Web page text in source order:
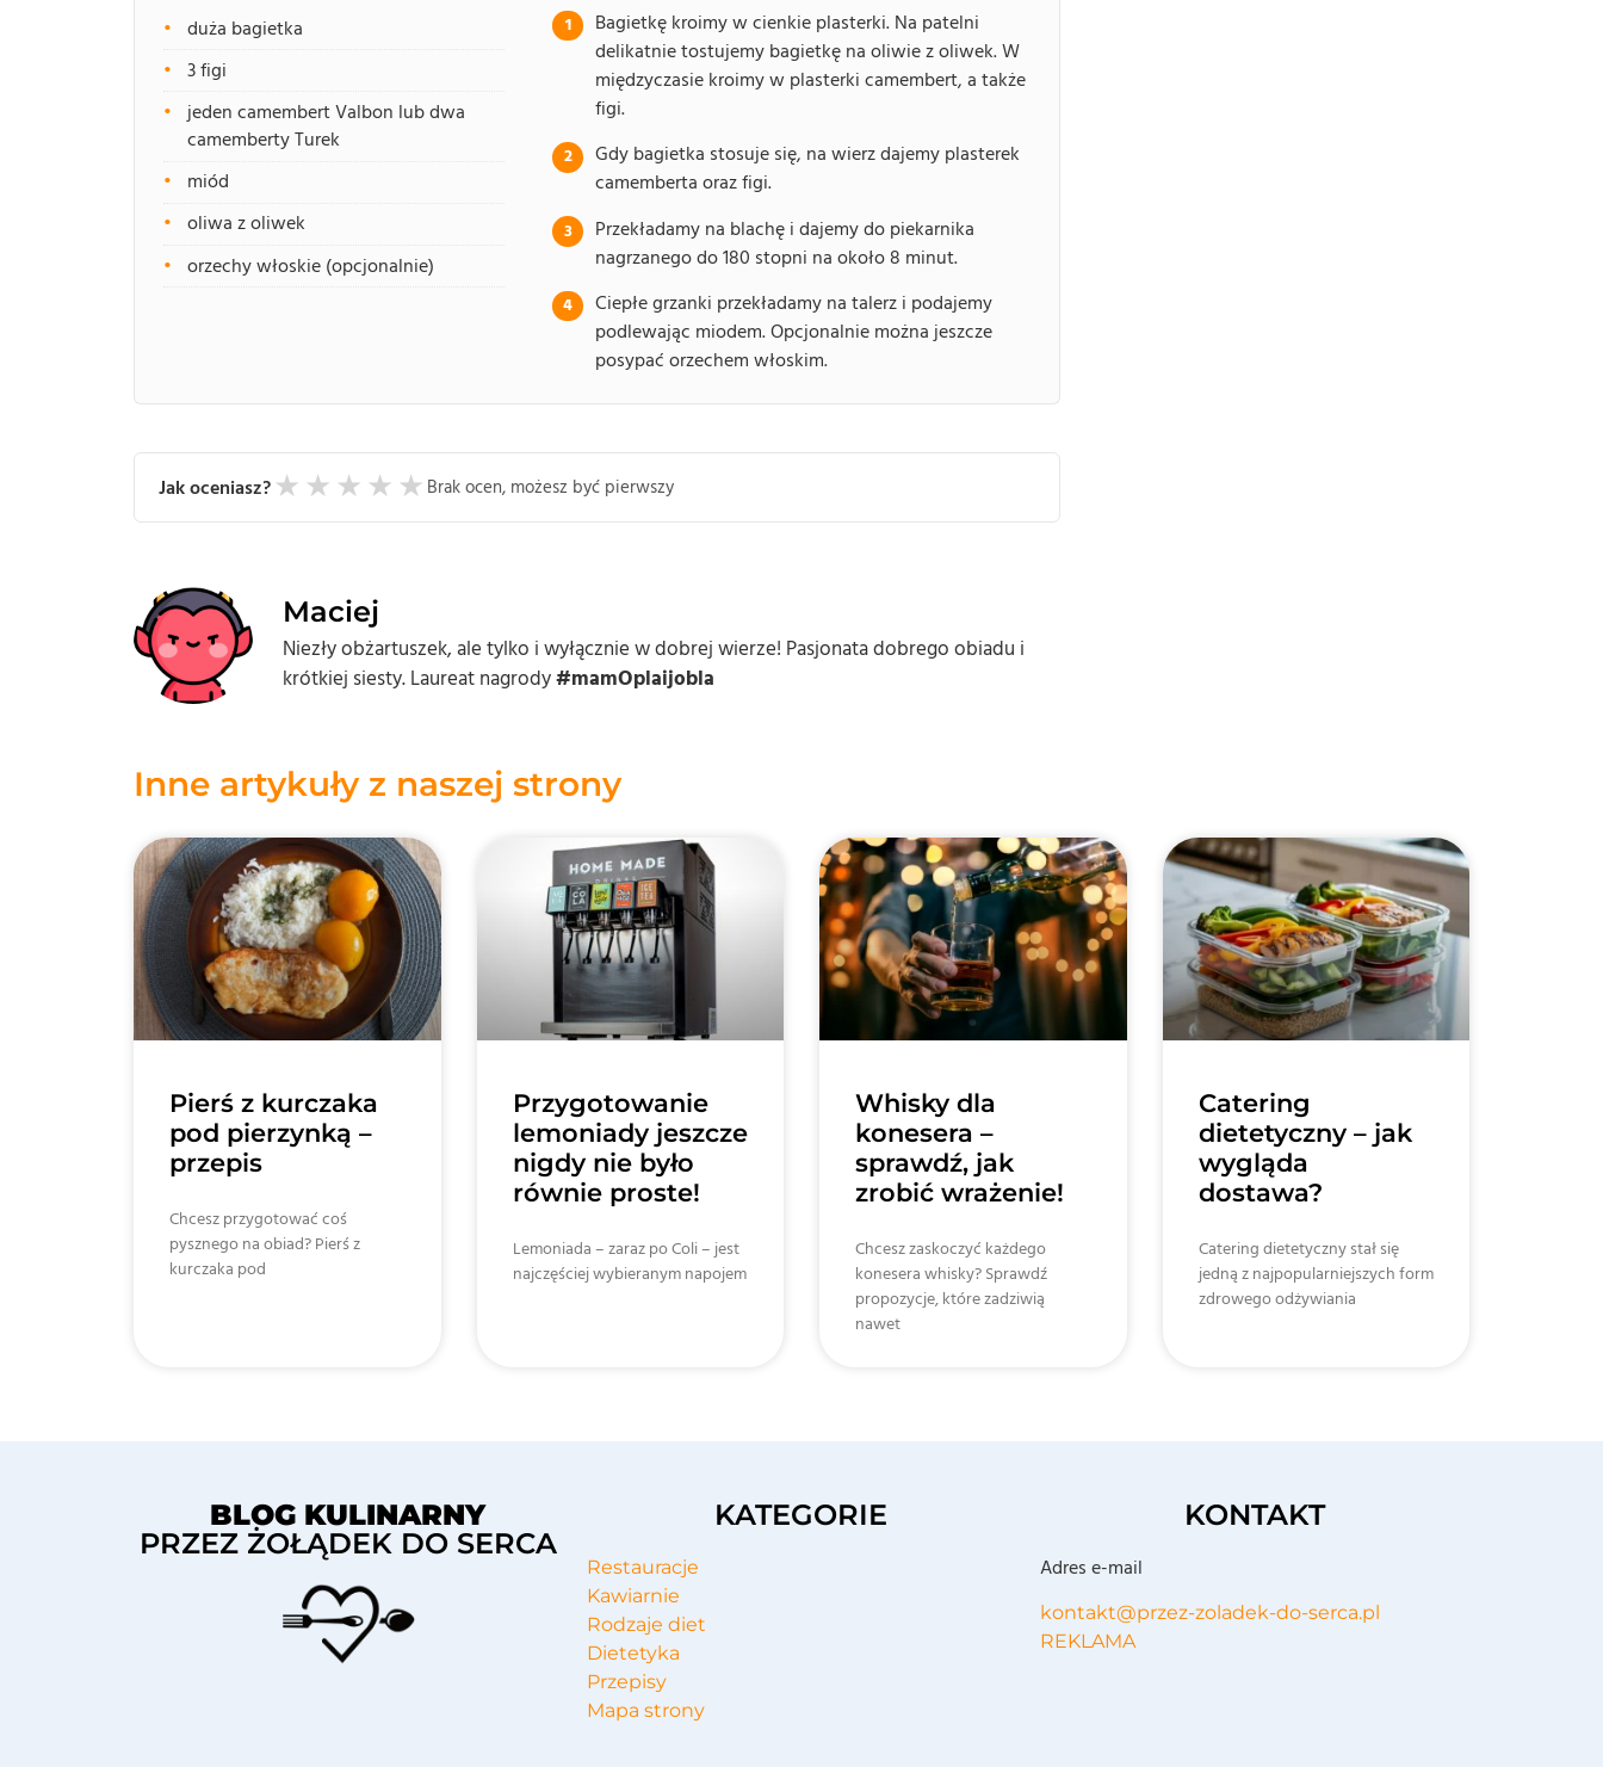
duża bagietka
3 figi
jeden camembert Valbon lub dwa
camemberty Turek
miód
oliwa z oliwek
orzechy włoskie (opcjonalnie)
Bagietkę kroimy w cienkie plasterki. Na patelni
delikatnie tostujemy bagietkę na oliwie z oliwek. W
międzyczasie kroimy w plasterki camembert, a także
figi.
Gdy bagietka stosuje się, na wierz dajemy plasterek
camemberta oraz figi.
Przekładamy na blachę i dajemy do piekarnika
nagrzanego do 180 stopni na około 8 minut.
Ciepłe grzanki przekładamy na talerz i podajemy
podlewając miodem. Opcjonalnie można jeszcze
posypać orzechem włoskim.
Jak oceniasz? ★ ★ ★ ★ ★ Brak ocen, możesz być pierwszy
Maciej
Niezły obżartuszek, ale tylko i wyłącznie w dobrej wierze! Pasjonata dobrego obiadu i
krótkiej siesty. Laureat nagrody#mamOplaijobla
Inne artykuły z naszej strony
Pierś z kurczaka
pod pierzynką –
przepis
Chcesz przygotować coś
pysznego na obiad? Pierś z
kurczaka pod
Przygotowanie
lemoniady jeszcze
nigdy nie było
równie proste!
Lemoniada – zaraz po Coli – jest
najczęściej wybieranym napojem
Whisky dla
konesera –
sprawdź, jak
zrobić wrażenie!
Chcesz zaskoczyć każdego
konesera whisky? Sprawdź
propozycje, które zadziwią
nawet
Catering
dietetyczny – jak
wygląda
dostawa?
Catering dietetyczny stał się
jedną z najpopularniejszych form
zdrowego odżywiania
BLOG KULINARNY
PRZEZ ŻOŁĄDEK DO SERCA
KATEGORIE
Restauracje
Kawiarnie
Rodzaje diet
Dietetyka
Przepisy
Mapa strony
KONTAKT
Adres e-mail
kontakt@przez-zoladek-do-serca.pl
REKLAMA